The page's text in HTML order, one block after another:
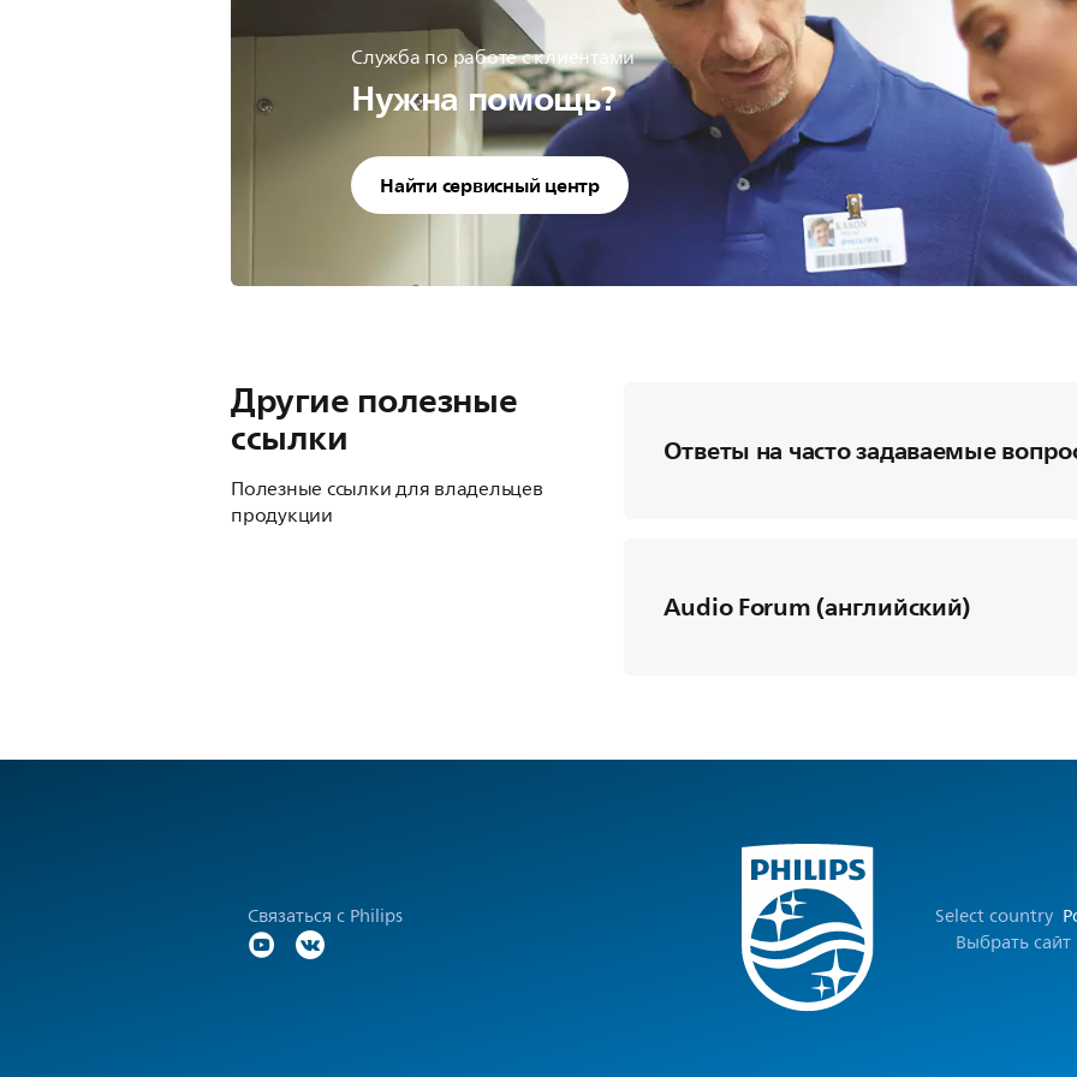
Служба по работе с клиентами
Нужна помощь?
Найти сервисный центр
Другие полезные
ссылки
Полезные ссылки для владельцев
продукции
Ответы на часто задаваемые
Audio Forum (английский)
Связаться с Philips Select country
Выбрать сайт